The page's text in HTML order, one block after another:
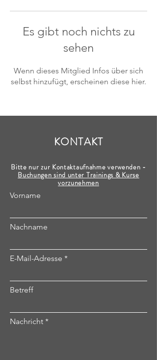
Es gibt noch nichts zu
sehen
Wenn dieses Mitglied Infos über sich
selbst hinzufügt, erscheinen diese hier.
KONTAKT
Bitte nur zur Kontaktaufnahme verwenden -
Buchungen sind unter Trainings & Kurse
vorzunehmen
Vorname
Nachname
E-Mail-Adresse
Betreff
Nachricht